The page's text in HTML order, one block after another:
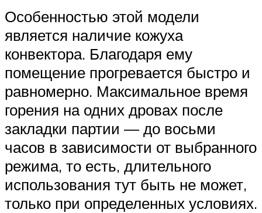
Особенностью этой модели
является наличие кожуха
конвектора. Благодаря ему
помещение прогревается быстро и
равномерно. Максимальное время
горения на одних дровах после
закладки партии — до восьми
часов в зависимости от выбранного
режима, то есть, длительного
использования тут быть не может,
только при определенных условиях.